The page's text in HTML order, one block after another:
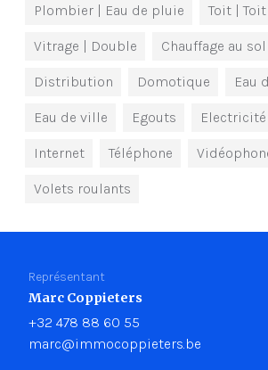
Plombier | Eau de pluie Toit |
Vitrage | Double Chauffage au sol
Distribution Domotique Eau
Eau de ville Egouts Electricité
Internet Téléphone
Volets roulants
Représentant
Marc Coppieters
+32 478 88 60 55
marc@immocoppieters.be